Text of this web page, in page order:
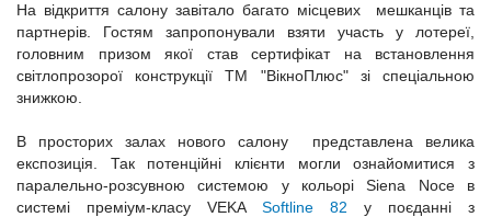
На відкриття салону завітало багато місцевих мешканців та
партнерів. Гостям запропонували взяти участь у лотереї,
головним призом якої став сертифікат на встановлення
світлопрозорої конструкції ТМ "ВікноПлюс" зі спеціальною
знижкою.
В просторих залах нового салону представлена велика
експозиція. Так потенційні клієнти могли ознайомитися з
паралельно-розсувною системою у кольорі Siena Noce в
системі преміум-класу VEKA Softline 82 у поєданні з